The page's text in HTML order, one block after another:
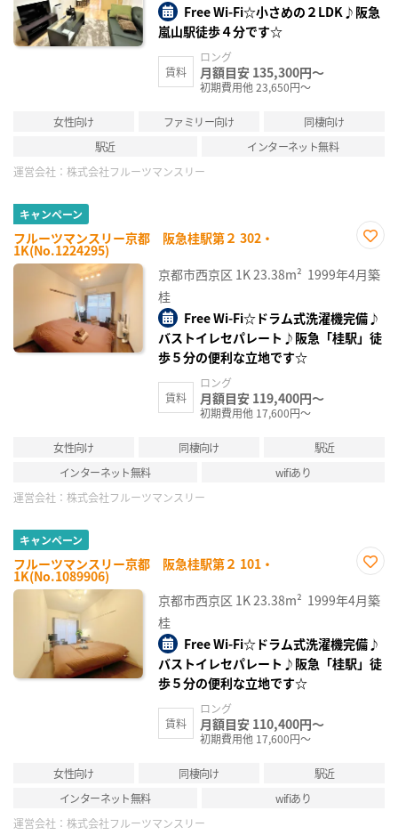
Free Wi-Fi☆小さめの２LDK♪阪急
嵐山駅徒歩４分です☆
賃料
ロング
月額目安 135,300円～
初期費用他 23,650円～
女性向け ファミリー向け
同棲向け
駅近
インターネット無料
運営会社： 株式会社フルーツマンスリー
キャンペーン
フルーツマンスリー京都 阪急桂駅第２ 302・
1K(No.1224295)
に入
り登
京都市西京区 1K23.38m² 1999年4月築
桂
Free Wi-Fi☆ドラム式洗濯機完備♪
バストイレセパレート♪阪急「桂駅」徒
歩５分の便利な立地です☆
賃料
ロング
月額目安 119,400円～
初期費用他 17,600円～
女性向け 同棲向け
駅近
インターネット無料
wifiあり
運営会社： 株式会社フルーツマンスリー
キャンペーン
フルーツマンスリー京都 阪急桂駅第２ 101・
1K(No.1089906)
に入
り登
京都市西京区 1K23.38m² 1999年4月築
桂
Free Wi-Fi☆ドラム式洗濯機完備♪
バストイレセパレート♪阪急「桂駅」徒
歩５分の便利な立地です☆
賃料
ロング
月額目安 110,400円～
初期費用他 17,600円～
女性向け 同棲向け
駅近
インターネット無料
wifiあり
運営会社： 株式会社フルーツマンスリー